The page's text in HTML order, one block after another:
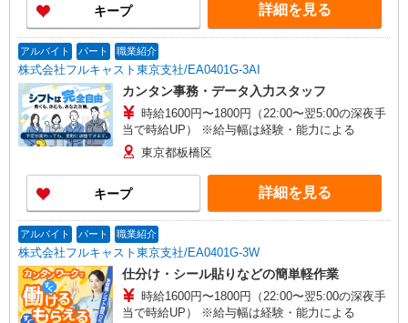
キープ 詳細を見る
アルバイト パート 職業紹介
株式会社フルキャスト東京支社/EA0401G-3AI
カンタン事務・データ入力スタッフ
時給1600円〜1800円（22:00〜翌5:00の深夜手
当で時給UP） ※給与幅は経験・能力による
東京都板橋区
キープ 詳細を見る
アルバイト パート 職業紹介
株式会社フルキャスト東京支社/EA0401G-3W
仕分け・シール貼りなどの簡単軽作業
時給1600円〜1800円（22:00〜翌5:00の深夜手
当で時給UP） ※給与幅は経験・能力による